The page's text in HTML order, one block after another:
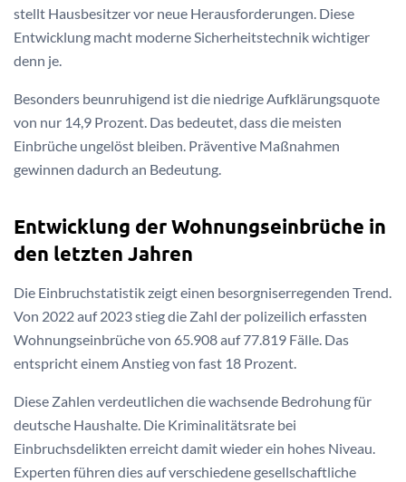
stellt Hausbesitzer vor neue Herausforderungen. Diese
Entwicklung macht moderne Sicherheitstechnik wichtiger
denn je.
Besonders beunruhigend ist die niedrige Aufklärungsquote
von nur 14,9 Prozent. Das bedeutet, dass die meisten
Einbrüche ungelöst bleiben. Präventive Maßnahmen
gewinnen dadurch an Bedeutung.
Entwicklung der Wohnungseinbrüche in
den letzten Jahren
Die Einbruchstatistik zeigt einen besorgniserregenden Trend.
Von 2022 auf 2023 stieg die Zahl der polizeilich erfassten
Wohnungseinbrüche von 65.908 auf 77.819 Fälle. Das
entspricht einem Anstieg von fast 18 Prozent.
Diese Zahlen verdeutlichen die wachsende Bedrohung für
deutsche Haushalte. Die Kriminalitätsrate bei
Einbruchsdelikten erreicht damit wieder ein hohes Niveau.
Experten führen dies auf verschiedene gesellschaftliche